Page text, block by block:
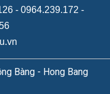
- 0964.239.172 -
Bàng - Hong Bang